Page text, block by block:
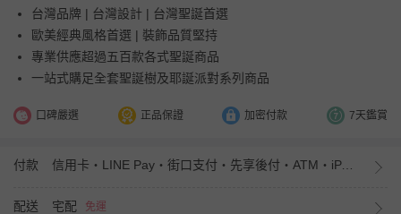
台灣品牌 | 台灣設計 | 台灣聖誕首選
歐美經典風格首選 | 裝飾品質堅持
專業供應超過五百款各式聖誕商品
一站式購足全套聖誕樹及耶誕派對系列商品
口碑嚴選 正品保證 加密付款 7天鑑賞
付款 信用卡・LINE Pay・街口支付・先享後付・ATM・iPASS MONEY
配送 宅配 免運